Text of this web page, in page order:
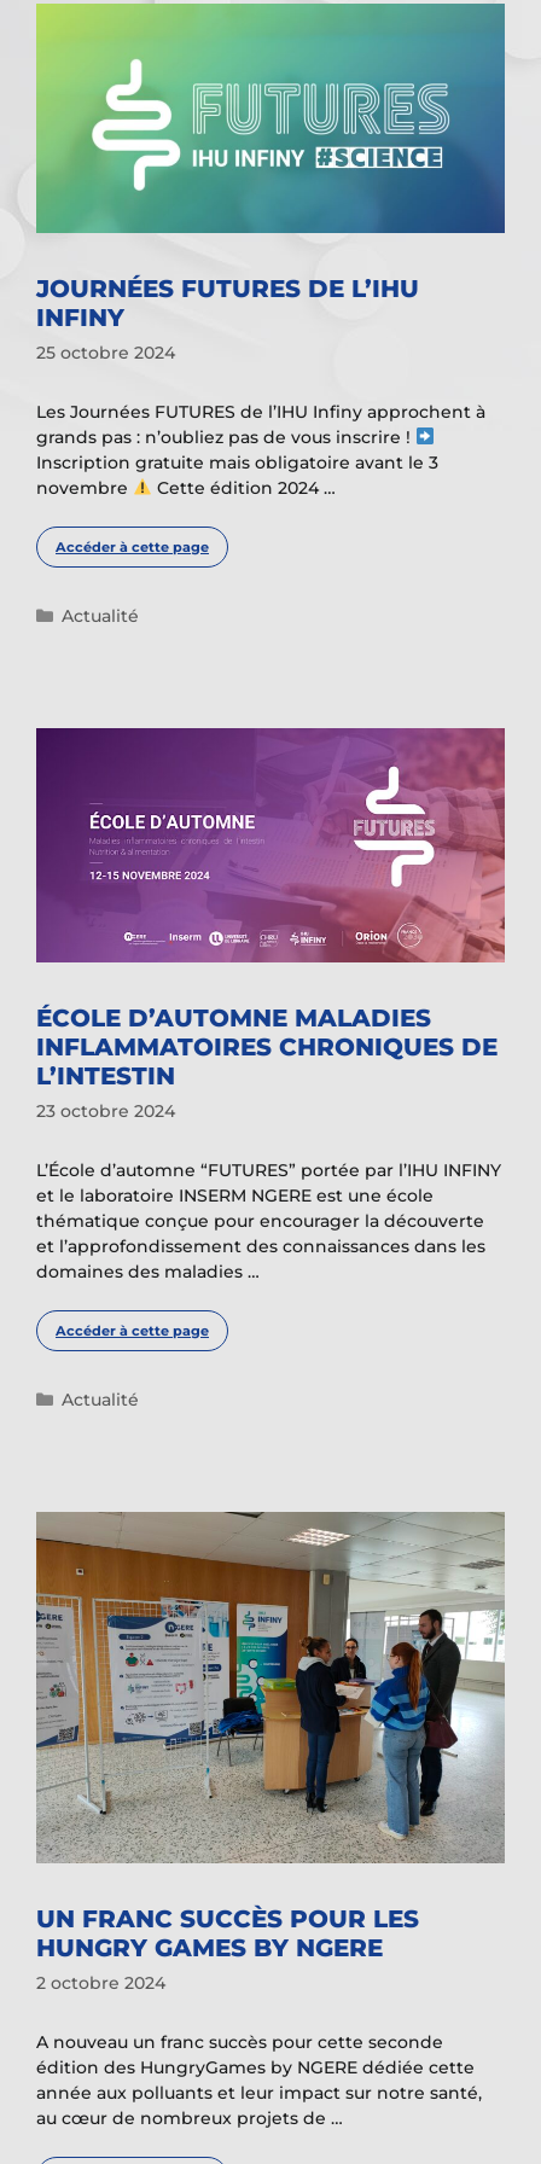
JOURNÉES FUTURES DE L’IHU
INFINY
25 octobre 2024
Les Journées FUTURES de l’IHU Infiny approchent à
grands pas : n’oubliez pas de vous inscrire !
Inscription gratuite mais obligatoire avant le 3
novembre
Cette édition 2024 …
Accéder à cette page
Catégories
Actualité
ÉCOLE D’AUTOMNE MALADIES
INFLAMMATOIRES CHRONIQUES DE
L’INTESTIN
23 octobre 2024
L’École d’automne “FUTURES” portée par l’IHU INFINY
et le laboratoire INSERM NGERE est une école
thématique conçue pour encourager la découverte
et l’approfondissement des connaissances dans les
domaines des maladies …
Accéder à cette page
Catégories
Actualité
UN FRANC SUCCÈS POUR LES
HUNGRY GAMES BY NGERE
2 octobre 2024
A nouveau un franc succès pour cette seconde
édition des HungryGames by NGERE dédiée cette
année aux polluants et leur impact sur notre santé,
au cœur de nombreux projets de …